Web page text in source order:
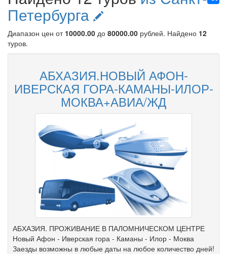
Петербурга
Диапазон цен от 10000.00 до 80000.00 рублей. Найдено 12
туров.
АБХАЗИЯ.НОВЫЙ АФОН-
ИВЕРСКАЯ ГОРА-КАМАНЫ-ИЛОР-
МОКВА+АВИА/ЖД
АБХАЗИЯ. ПРОЖИВАНИЕ В ПАЛОМНИЧЕСКОМ ЦЕНТРЕ
Новый Афон - Иверская гора - Каманы - Илор - Моква
Заезды возможны в любые даты на любое количество дней!